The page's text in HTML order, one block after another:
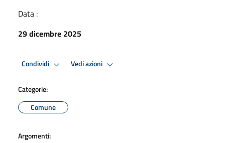
Data :
29 dicembre 2025
Condividi Vedi azioni
Categorie:
Comune
Argomenti: